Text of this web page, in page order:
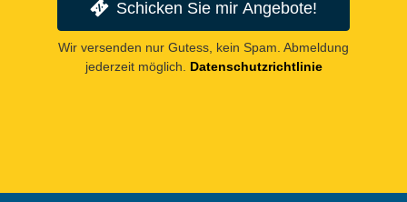
Schicken Sie mir Angebote!
Wir versenden nur Gutess, kein Spam. Abmeldung
jederzeit möglich.
Datenschutzrichtlinie